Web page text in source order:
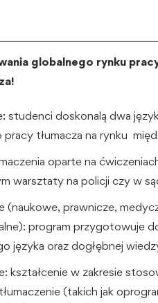
globalnego rynku
studenci doskonalą dwa
tłumacza na rynku
oparte na
warsztaty na policji czy w
(naukowe, prawnicze,
program przygotowuje
języka oraz dogłębnej
kształcenie w zakresie
(takich jak